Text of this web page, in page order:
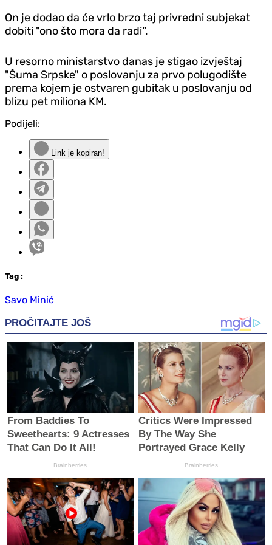
On je dodao da će vrlo brzo taj privredni subjekat
dobiti "ono što mora da radi“.
U resorno ministarstvo danas je stigao izvještaj
"Šuma Srpske" o poslovanju za prvo polugodište
prema kojem je ostvaren gubitak u poslovanju od
blizu pet miliona KM.
Podijeli:
Link je kopiran!
Tag :
Savo Minić